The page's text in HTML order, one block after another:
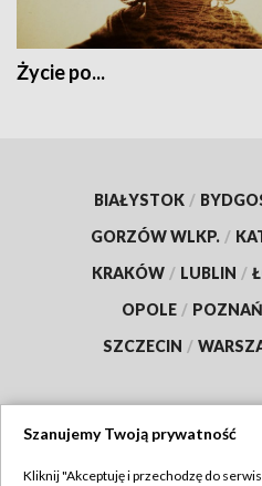
Życie po...
BIAŁYSTOK /
GORZÓW WLKP. /
KRAKÓW / LUBLIN /
OPOLE / POZNAŃ
SZCZECIN /
Szanujemy Twoją prywatność
Kliknij "Akceptuję i przechodzę do